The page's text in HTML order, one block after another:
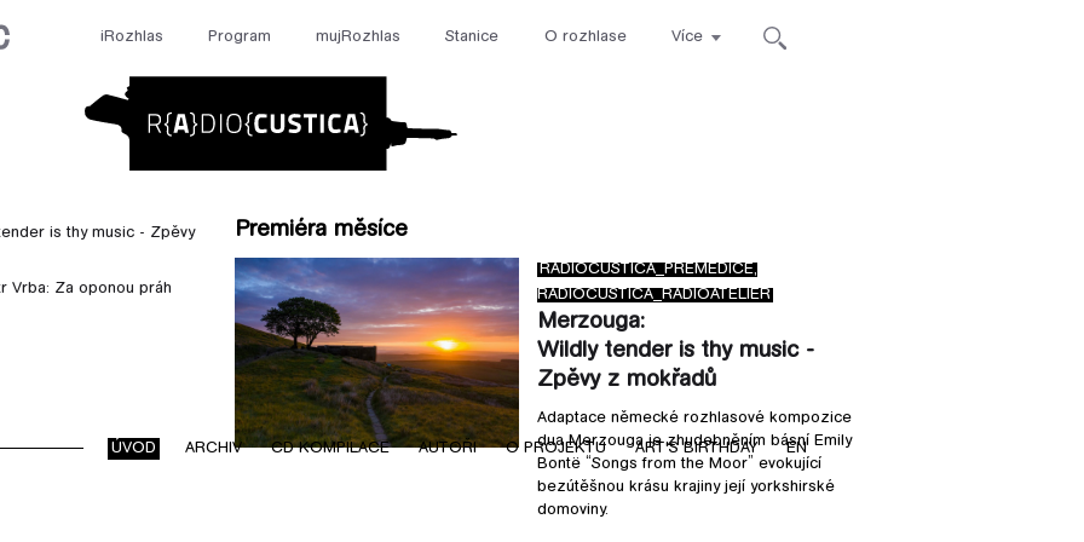
iRozhlas Program mujRozhlas Stanice O rozhlase Více
Premiéra měsíce
RADIOCUSTICA_PREMEDICE,
RADIOCUSTICA_RADIOATELIÉR
Merzouga:
Wildly tender is thy music -
Zpěvy z mokřadů
Adaptace německé rozhlasové kompozice
dua Merzouga je zhudebněním básní Emily
Bontë “Songs from the Moor” evokující
bezútěšnou krásu krajiny její yorkshirské
domoviny.
is thy music - Zpěvy
Vrba: Za oponou práh
ÚVOD ARCHIV CD KOMPILACE AUTOŘI O PROJEKTU ART'S BIRTHDAY EN